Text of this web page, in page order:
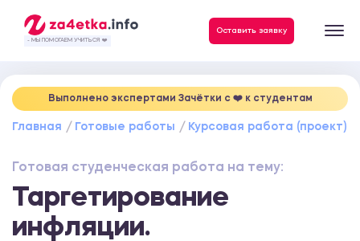
- МЫ ПОМОГАЕМ УЧИТЬСЯ ❤️
Оставить заявку
Выполнено экспертами Зачётки c ❤️ к студентам
Главная Готовые работы Курсовая работа (проект)
Готовая студенческая работа на тему:
Таргетирование
инфляции.